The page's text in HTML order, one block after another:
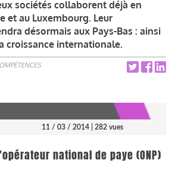
sociétés collaborent déjà en
et au Luxembourg. Leur
désormais aux Pays-Bas : ainsi
croissance internationale.
11 / 03 / 2014 | 282 vues
national de paye (ONP)